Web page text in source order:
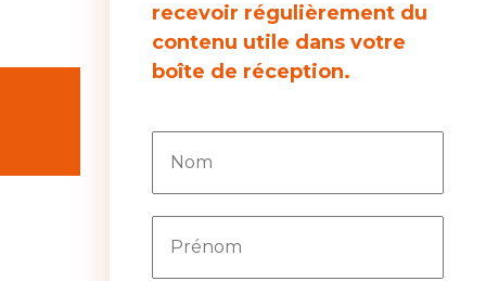
recevoir régulièrement du
contenu utile dans votre
boîte de réception.